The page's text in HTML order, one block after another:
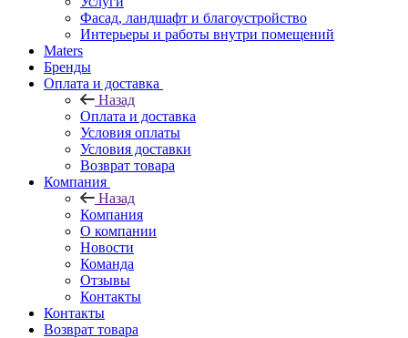
Фасад, ландшафт и благоустройство
Интерьеры и работы внутри помещений
Maters
Бренды
Оплата и доставка
Назад
Оплата и доставка
Условия оплаты
Условия доставки
Возврат товара
Компания
Назад
Компания
О компании
Новости
Команда
Отзывы
Контакты
Контакты
Возврат товара